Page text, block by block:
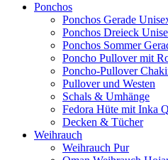
Ponchos
Ponchos Gerade
Ponchos Dreieck
Ponchos Sommer
Poncho Pullover mit
Poncho-Pullover
Pullover und Westen
Schals & Umhänge
Fedora Hüte mit Inka
Decken & Tücher
Weihrauch
Weihrauch Pur